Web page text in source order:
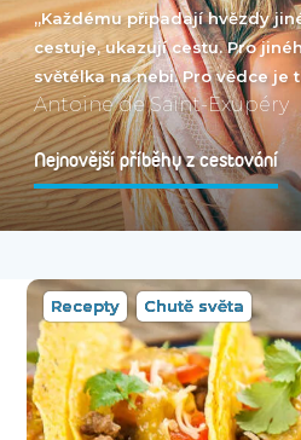
„Každému připadají hvězdy
cestuje, ukazují cestu. Pro
světélka na nebi. Pro vědce je
Antoine de Saint-Exupéry
Nejnovější příběhy z cestování
Recepty Chutě světa